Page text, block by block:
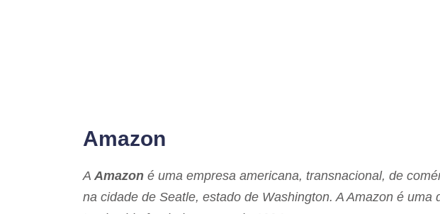
Amazon
A Amazon é uma empresa americana, transnacional, de
na cidade de Seatle, estado de Washington. A Amazon é uma